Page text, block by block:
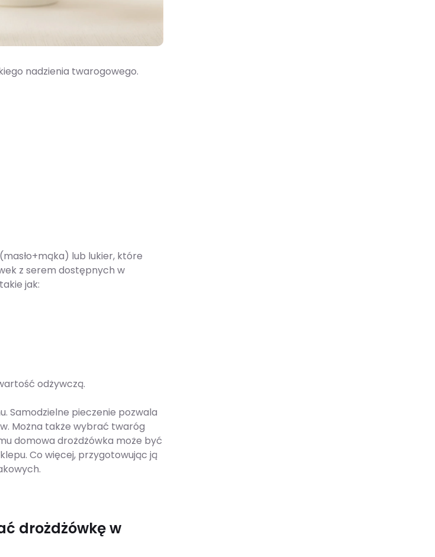
nadzienia twarogowego.
lub lukier, które
z serem dostępnych w
jak:
odżywczą.
Samodzielne pieczenie pozwala
Można także wybrać twaróg
domowa drożdżówka może być
Co więcej, przygotowując ją
drożdżówkę w